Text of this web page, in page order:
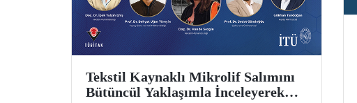
Tekstil Kaynaklı Mikrolif Salımını
Bütüncül Yaklaşımla İnceleyerek